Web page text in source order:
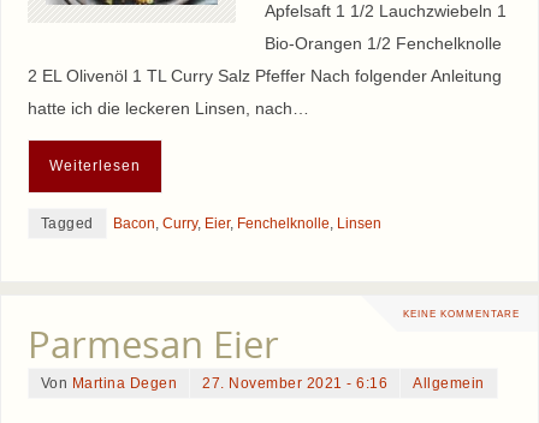
Apfelsaft 1 1/2 Lauchzwiebeln 1
Bio-Orangen 1/2 Fenchelknolle
2 EL Olivenöl 1 TL Curry Salz Pfeffer Nach folgender Anleitung
hatte ich die leckeren Linsen, nach…
Weiterlesen
Tagged Bacon, Curry, Eier, Fenchelknolle, Linsen
KEINE KOMMENTARE
Parmesan Eier
Von Martina Degen 27. November 2021 - 6:16 Allgemein